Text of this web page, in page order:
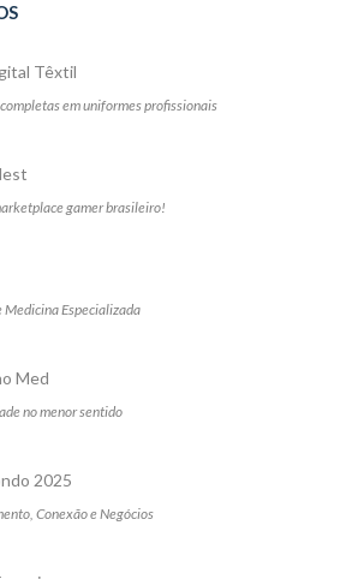
Têxtil
em uniformes profissionais
gamer brasileiro!
Medicina Especializada
Med
no menor sentido
2025
Conexão e Negócios